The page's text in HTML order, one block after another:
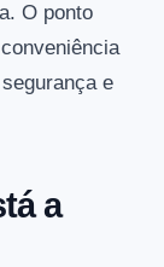
O ponto
e
a